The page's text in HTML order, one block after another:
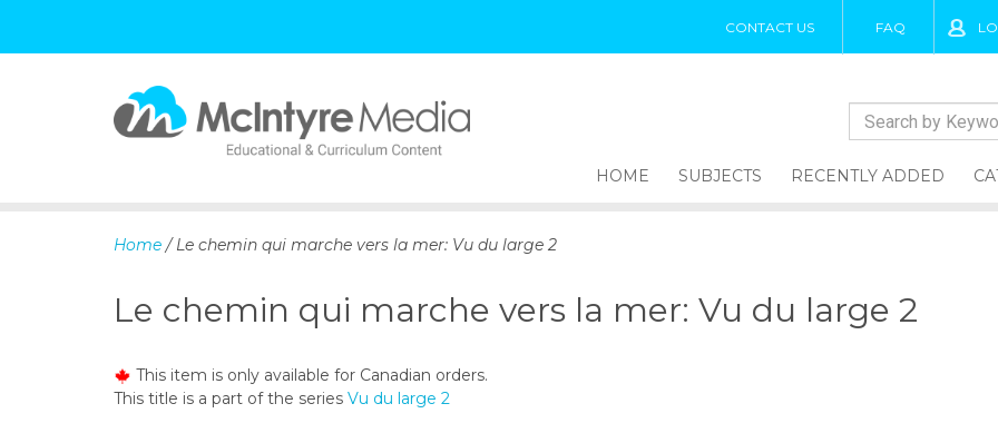
CONTACT US FAQ
p
c
t
HOME SUBJECTS RECENTLY ADDED
Home / Le chemin qui marche vers la mer: Vu du large 2
Le chemin qui marche vers la mer: Vu du large 2
This item is only available for Canadian orders.
This title is a part of the series Vu du large 2